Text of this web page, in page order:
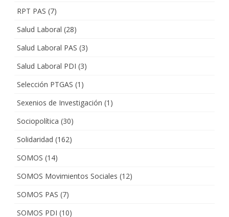
RPT PAS (7)
Salud Laboral (28)
Salud Laboral PAS (3)
Salud Laboral PDI (3)
Selección PTGAS (1)
Sexenios de Investigación (1)
Sociopolítica (30)
Solidaridad (162)
SOMOS (14)
SOMOS Movimientos Sociales (12)
SOMOS PAS (7)
SOMOS PDI (10)